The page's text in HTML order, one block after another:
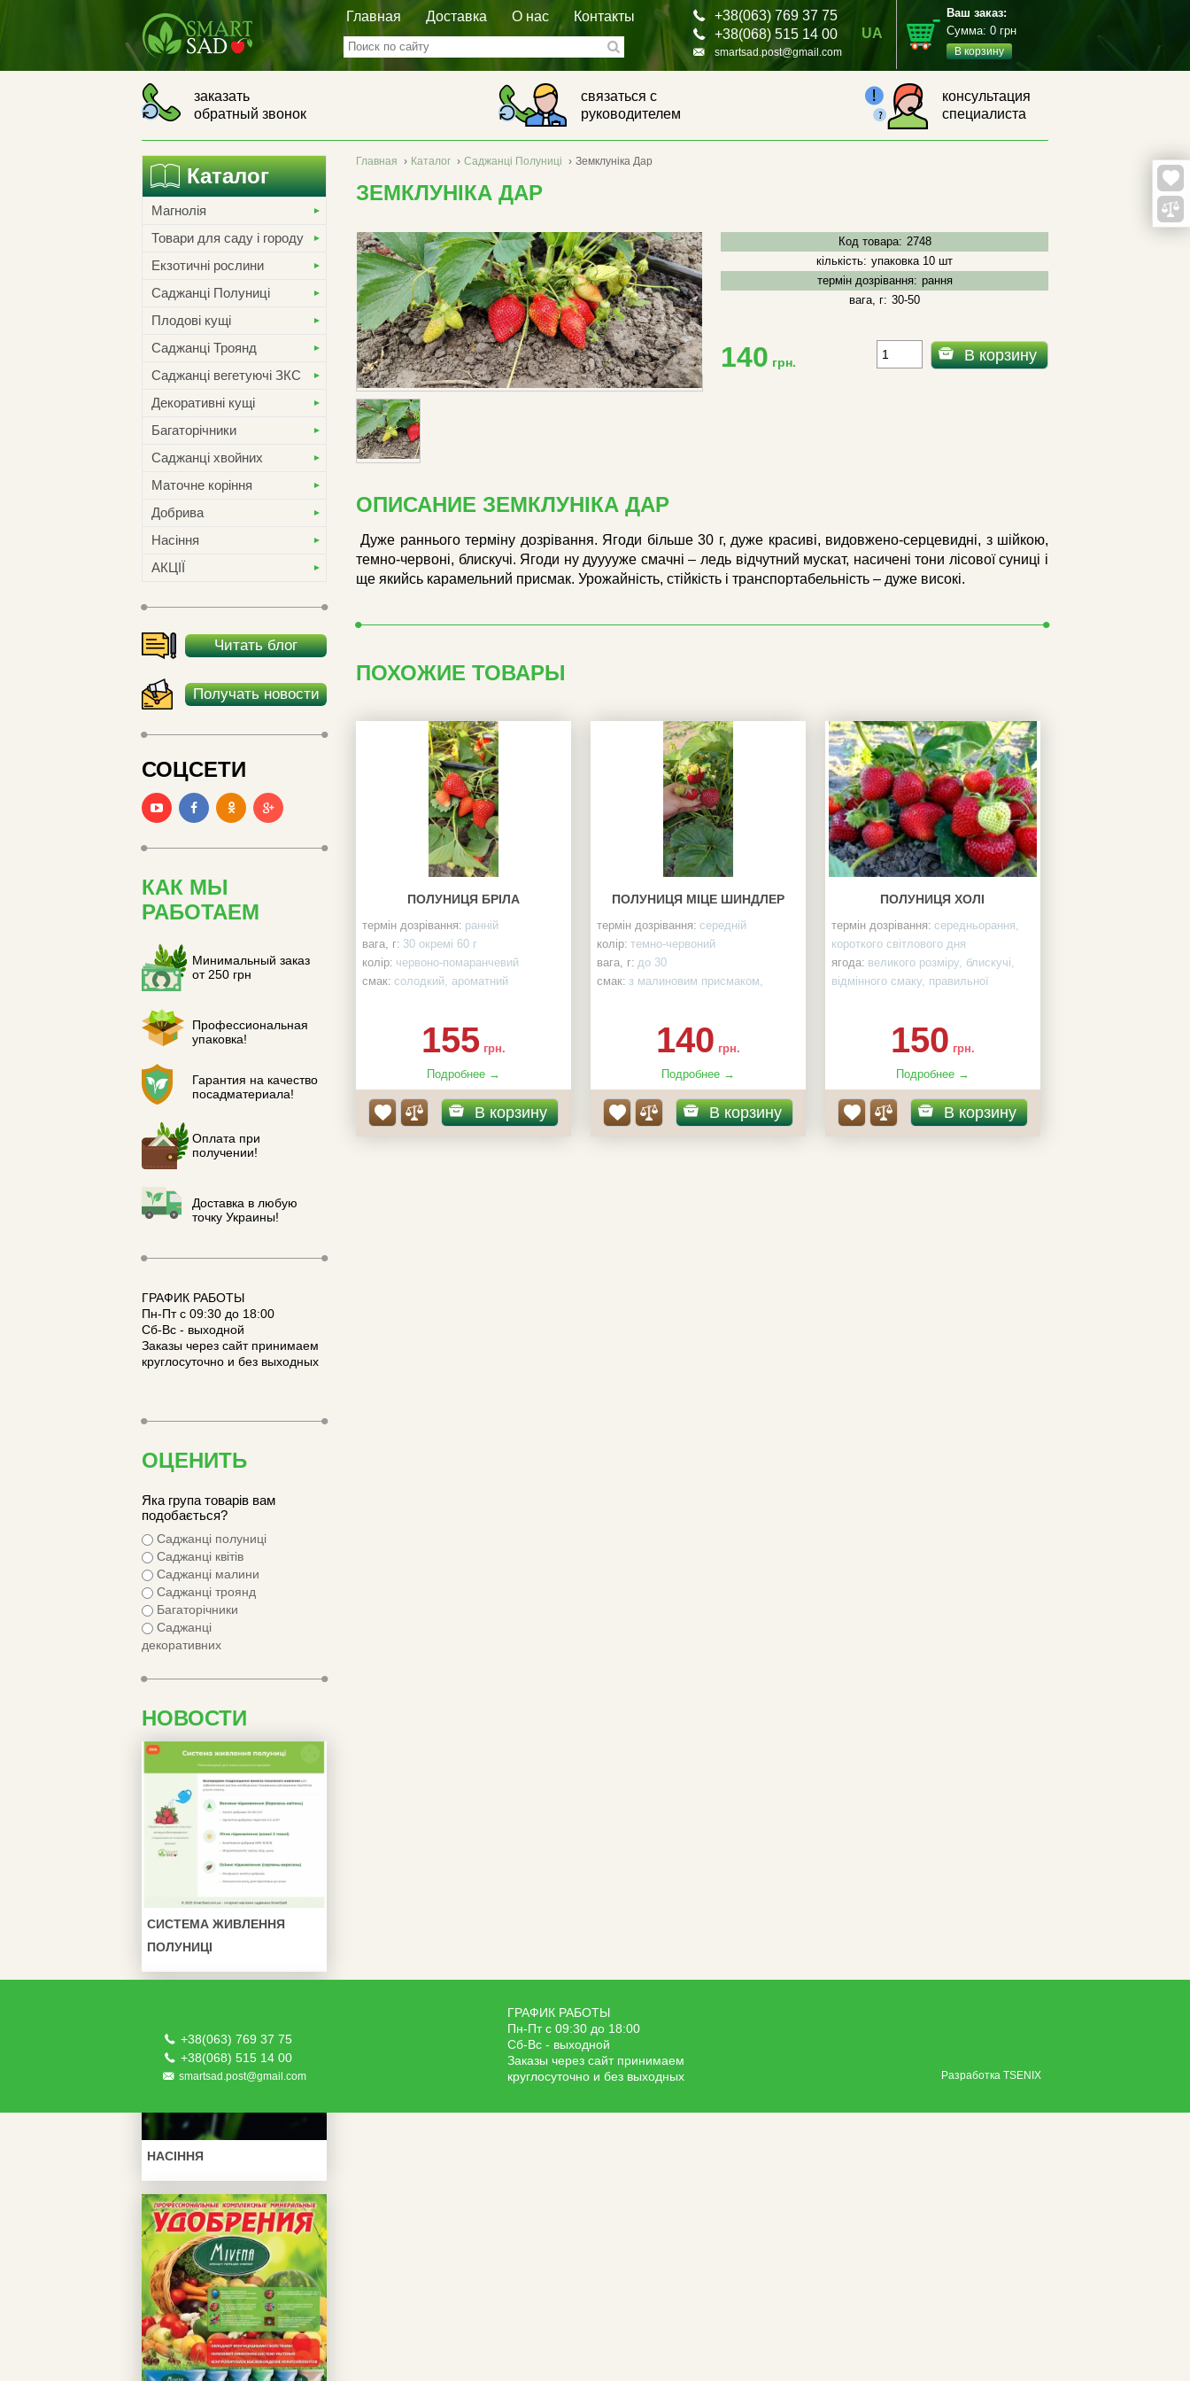
Главная Доставка О нас Контакты
+38(063) 769 37 75
+38(068) 515 14 00
smartsad.post@gmail.com
UA
Ваш заказ:
Сумма: 0 грн
В корзину
заказать
обратный звонок
связаться с
руководителем
консультация
специалиста
Каталог
Магнолія
Товари для саду і городу
Екзотичні рослини
Саджанці Полуниці
Плодові кущі
Саджанці Троянд
Саджанці вегетуючі ЗКС
Декоративні кущі
Багаторічники
Саджанці хвойних
Маточне коріння
Добрива
Насіння
АКЦІЇ
Читать блог
Получать новости
СОЦСЕТИ
КАК МЫ
РАБОТАЕМ
Минимальный заказ
от 250 грн
Профессиональная
упаковка!
Гарантия на качество
посадматериала!
Оплата при
получении!
Доставка в любую
точку Украины!
ГРАФИК РАБОТЫ
Пн-Пт с 09:30 до 18:00
Сб-Вс - выходной
Заказы через сайт принимаем
круглосуточно и без выходных
ОЦЕНИТЬ
Яка група товарів вам
подобається?
Саджанці полуниці
Саджанці квітів
Саджанці малини
Саджанці троянд
Багаторічники
Саджанці
декоративних
НОВОСТИ
СИСТЕМА ЖИВЛЕННЯ
ПОЛУНИЦІ
НАСІННЯ
Главная › Каталог › Саджанці Полуниці › Земклуніка Дар
ЗЕМКЛУНІКА ДАР
Код товара: 2748
кількість: упаковка 10 шт
термін дозрівання: рання
вага, г: 30-50
140 грн. В корзину
ОПИСАНИЕ ЗЕМКЛУНІКА ДАР
Дуже раннього терміну дозрівання. Ягоди більше 30 г, дуже красиві, видовжено-серцевидні, з шійкою,
темно-червоні, блискучі. Ягоди ну дууууже смачні – ледь відчутний мускат, насичені тони лісової суниці і
ще якийсь карамельний присмак. Урожайність, стійкість і транспортабельність – дуже високі.
ПОХОЖИЕ ТОВАРЫ
ПОЛУНИЦЯ БРІЛА
термін дозрівання: ранній
вага, г: 30 окремі 60 г
колір: червоно-помаранчевий
смак: солодкий, ароматний
155 грн.
Подробнее →
В корзину
ПОЛУНИЦЯ МІЦЕ ШИНДЛЕР
термін дозрівання: середній
колір: темно-червоний
вага, г: до 30
смак: з малиновим присмаком,
140 грн.
Подробнее →
В корзину
ПОЛУНИЦЯ ХОЛІ
термін дозрівання: середньорання,
короткого світлового дня
ягода: великого розміру, блискучі,
відмінного смаку, правильної
кількість шт у упаковці:
відкрита, гідрогель,
150 грн.
Подробнее →
В корзину
+38(063) 769 37 75
+38(068) 515 14 00
smartsad.post@gmail.com
ГРАФИК РАБОТЫ
Пн-Пт с 09:30 до 18:00
Сб-Вс - выходной
Заказы через сайт принимаем
круглосуточно и без выходных
Разработка TSENIX